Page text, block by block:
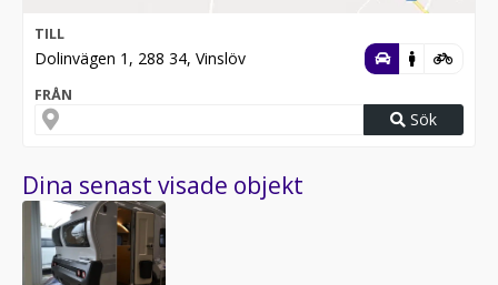
TILL
Dolinvägen 1, 288 34, Vinslöv
FRÅN
Sök
Dina senast visade objekt